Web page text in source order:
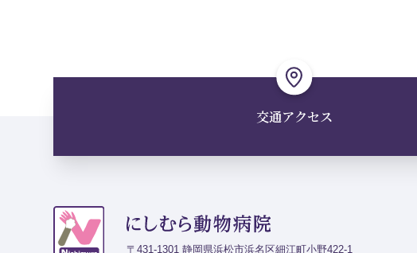
交通アクセス
〒431-1301 静岡県浜松市浜名区細江町小野422-1